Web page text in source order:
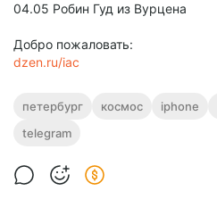
04.05 Робин Гуд из Вурцена
Добро пожаловать:
dzen.ru/iac
петербург космос iphone
telegram